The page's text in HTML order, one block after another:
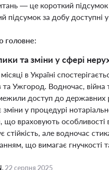
— це короткий
підсумок за добу доступні у
головне:
та зміни у сфері
в Україні
та Ужгород. Водночас,
доступ до державних
зміни у процедурі
враховують особливості
стійкість, але водночас
що вимагає гнучкості
22 серпня 2025